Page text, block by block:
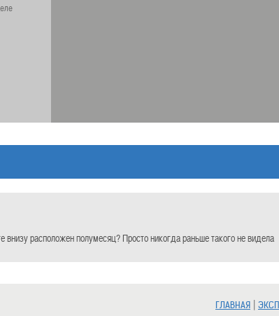
расположен полумесяц? Просто никогда раньше такого не видела
ГЛАВНАЯ |